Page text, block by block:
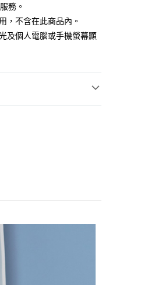
商業銀行
國際商業銀行
（台灣）商業銀行
會自動跳轉到大哥付的交易
碼／台灣大直營門市／銀行轉
下簡稱本公司）所提供，讓
，並由商店將買賣／分期付
。
中的連結，可透過四大超商
視為交易完成。
但若您需要取消訂單，請聯
仍視為有效，需透過AFTEE
費
務。
，不含在此商品內。
及個人電腦或手機螢幕顯